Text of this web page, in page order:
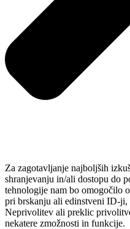
Za zagotavljanje najboljših
shranjevanju in/ali dostopu do
tehnologije nam bo omogočilo
pri brskanju ali edinstveni ID-ji,
Neprivolitev ali preklic
nekatere zmožnosti in funkcije.